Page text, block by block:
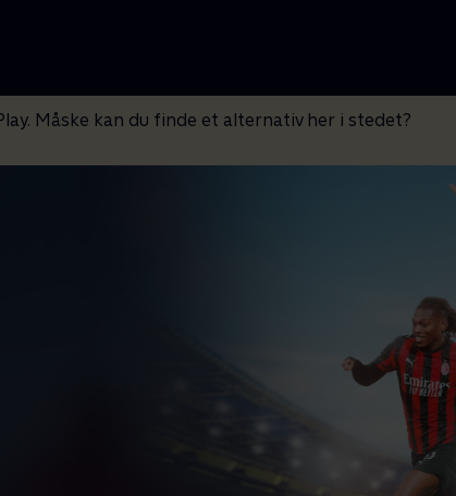
Måske kan du finde et alternativ her i stedet?